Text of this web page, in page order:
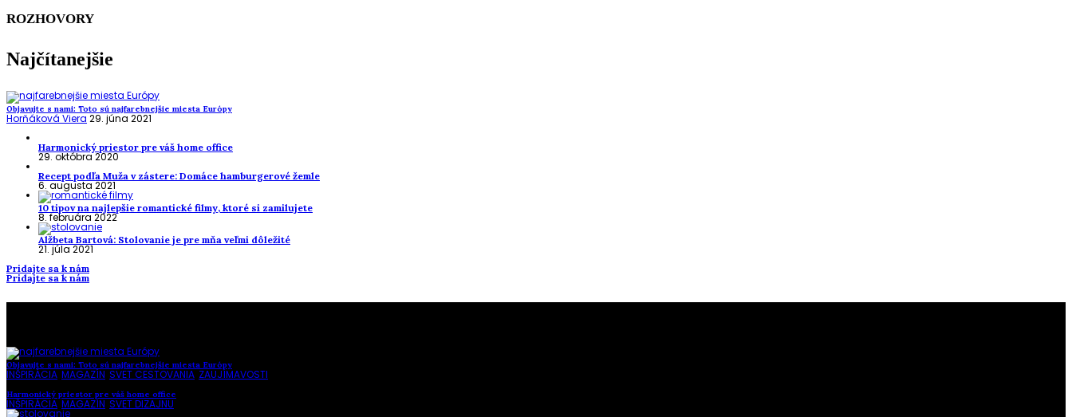
ROZHOVORY
Najčítanejšie
Objavujte s nami: Toto sú najfarebnejšie miesta Európy
Horňáková Viera 29. júna 2021
Harmonický priestor pre váš home office
29. októbra 2020
Recept podľa Muža v zástere: Domáce hamburgerové žemle
6. augusta 2021
10 tipov na najlepšie romantické filmy, ktoré si zamilujete
8. februára 2022
Alžbeta Bartová: Stolovanie je pre mňa veľmi dôležité
21. júla 2021
Pridajte sa k nám
Pridajte sa k nám
Objavujte s nami: Toto sú najfarebnejšie miesta Európy
INŠPIRÁCIA MAGAZÍN SVET CESTOVANIA ZAUJÍMAVOSTI
Harmonický priestor pre váš home office
INŠPIRÁCIA MAGAZÍN SVET DIZAJNU